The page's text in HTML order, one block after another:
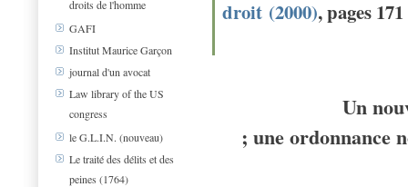
droits de l'homme
GAFI
Institut Maurice Garçon
journal d'un avocat
Law library of the US
congress
le G.L.I.N. (nouveau)
Le traité des délits et des
peines (1764)
droit (2000), pages
Un
; une ordonnance